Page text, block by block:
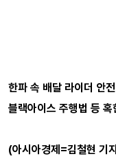
한파 속 배달 라이더 안
블랙아이스 주행법 등
(아시아경제=김철현 기